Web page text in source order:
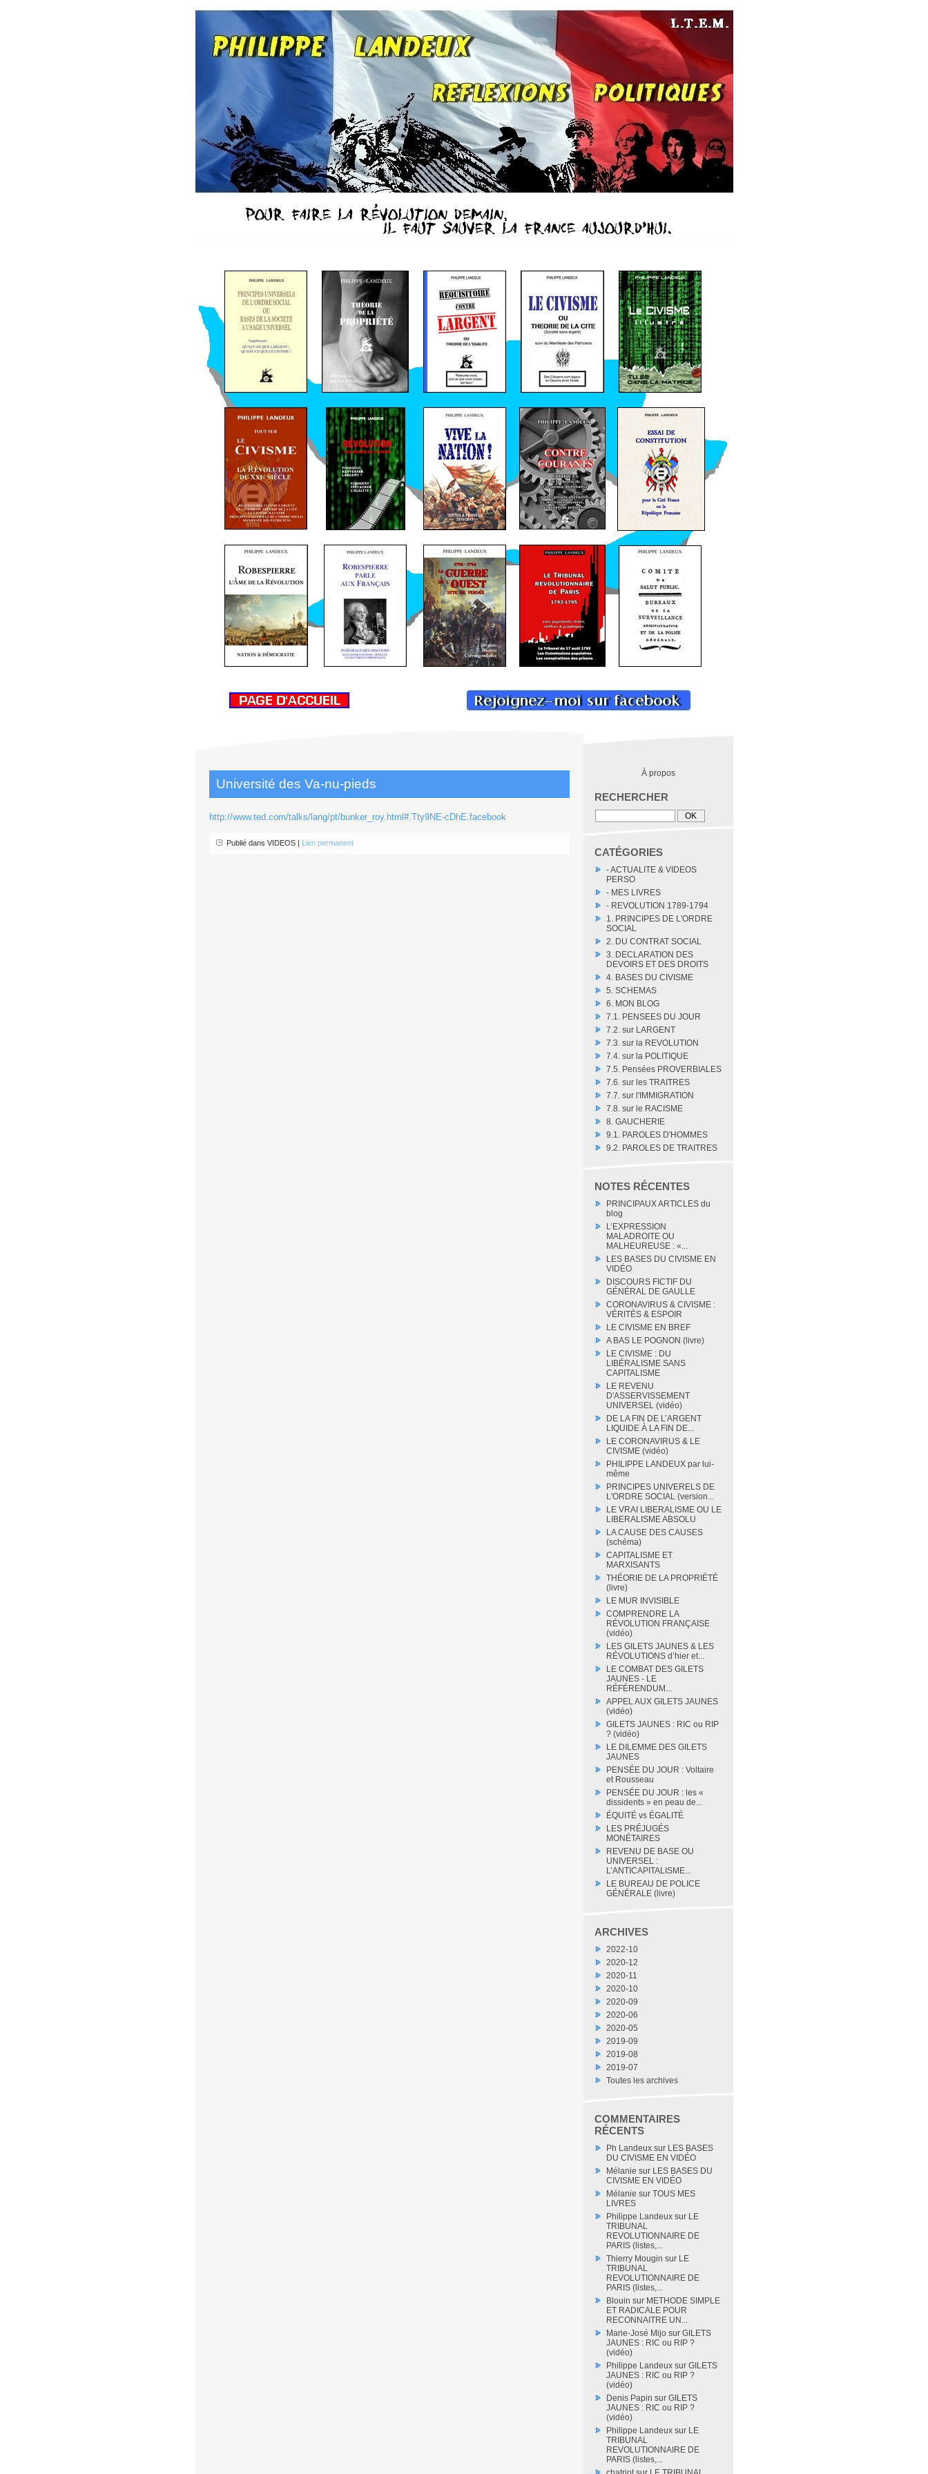
À propos
RECHERCHER
CATÉGORIES
- ACTUALITE & VIDEOS
PERSO
- MES LIVRES
- REVOLUTION 1789-1794
1. PRINCIPES DE L'ORDRE
SOCIAL
2. DU CONTRAT SOCIAL
3. DECLARATION DES
DEVOIRS ET DES DROITS
4. BASES DU CIVISME
5. SCHEMAS
6. MON BLOG
7.1. PENSEES DU JOUR
7.2. sur LARGENT
7.3. sur la REVOLUTION
7.4. sur la POLITIQUE
7.5. Pensées PROVERBIALES
7.6. sur les TRAITRES
7.7. sur l'IMMIGRATION
7.8. sur le RACISME
8. GAUCHERIE
9.1. PAROLES D'HOMMES
9.2. PAROLES DE TRAITRES
NOTES RÉCENTES
PRINCIPAUX ARTICLES du
blog
L’EXPRESSION
MALADROITE OU
MALHEUREUSE : «...
LES BASES DU CIVISME EN
VIDÉO
DISCOURS FICTIF DU
GÉNÉRAL DE GAULLE
CORONAVIRUS & CIVISME :
VÉRITÉS & ESPOIR
LE CIVISME EN BREF
A BAS LE POGNON (livre)
LE CIVISME : DU
LIBÉRALISME SANS
CAPITALISME
LE REVENU
D'ASSERVISSEMENT
UNIVERSEL (vidéo)
DE LA FIN DE L’ARGENT
LIQUIDE À LA FIN DE...
LE CORONAVIRUS & LE
CIVISME (vidéo)
PHILIPPE LANDEUX par lui-
même
PRINCIPES UNIVERELS DE
L'ORDRE SOCIAL (version...
LE VRAI LIBERALISME OU LE
LIBERALISME ABSOLU
LA CAUSE DES CAUSES
(schéma)
CAPITALISME ET
MARXISANTS
THÉORIE DE LA PROPRIÉTÉ
(livre)
LE MUR INVISIBLE
COMPRENDRE LA
RÉVOLUTION FRANÇAISE
(vidéo)
LES GILETS JAUNES & LES
RÉVOLUTIONS d’hier et...
LE COMBAT DES GILETS
JAUNES - LE
RÉFÉRENDUM...
APPEL AUX GILETS JAUNES
(vidéo)
GILETS JAUNES : RIC ou RIP
? (vidéo)
LE DILEMME DES GILETS
JAUNES
PENSÉE DU JOUR : Voltaire
et Rousseau
PENSÉE DU JOUR : les «
dissidents » en peau de...
ÉQUITÉ vs ÉGALITÉ
LES PRÉJUGÉS
MONÉTAIRES
REVENU DE BASE OU
UNIVERSEL :
L’ANTICAPITALISME...
LE BUREAU DE POLICE
GÉNÉRALE (livre)
ARCHIVES
2022-10
2020-12
2020-11
2020-10
2020-09
2020-06
2020-05
2019-09
2019-08
2019-07
Toutes les archives
COMMENTAIRES
RÉCENTS
Ph Landeuxsur LES BASES
DU CIVISME EN VIDÉO
Mélanie sur LES BASES DU
CIVISME EN VIDÉO
Mélanie sur TOUS MES
LIVRES
Philippe Landeuxsur LE
TRIBUNAL
REVOLUTIONNAIRE DE
PARIS (listes,...
Thierry Mougin sur LE
TRIBUNAL
REVOLUTIONNAIRE DE
PARIS (listes,...
Blouin sur METHODE SIMPLE
ET RADICALE POUR
RECONNAITRE UN...
Marie-José Mijosur GILETS
JAUNES : RIC ou RIP ?
(vidéo)
Philippe Landeuxsur GILETS
JAUNES : RIC ou RIP ?
(vidéo)
Denis Papin sur GILETS
JAUNES : RIC ou RIP ?
(vidéo)
Philippe Landeuxsur LE
TRIBUNAL
REVOLUTIONNAIRE DE
PARIS (listes,...
Université des Va-nu-pieds
http://www.ted.com/talks/lang/pt/bunker_roy.html#.Tty9NE-cDhE.facebook
Publié dans VIDEOS | Lien permanent